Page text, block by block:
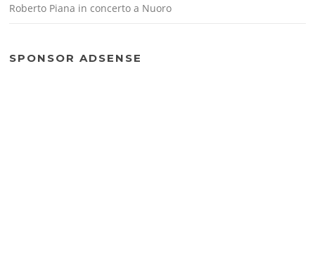
Roberto Piana in concerto a Nuoro
SPONSOR ADSENSE